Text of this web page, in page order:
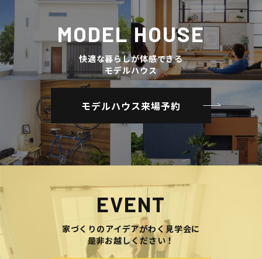
MODEL HOUSE
快適な暮らしが体感できる
モデルハウス
モデルハウス来場予約
EVENT
家づくりのアイデアがわく見学会に
是非お越しください！